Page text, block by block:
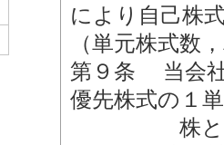
により自己株
（単元株式数
第９条 当会社
優先株式の１
株とす